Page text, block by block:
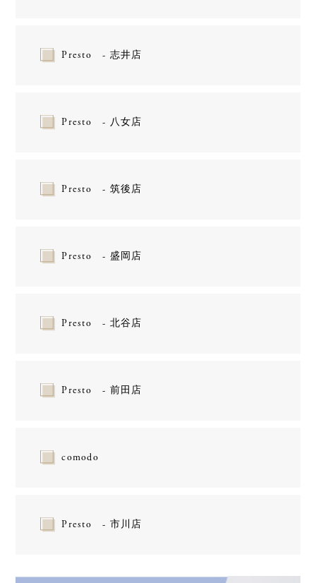
Presto - 志井店
Presto - 八女店
Presto - 筑後店
Presto - 盛岡店
Presto - 北谷店
Presto - 前田店
comodo
Presto - 市川店